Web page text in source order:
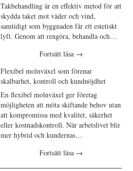
Takbehandling är en effektiv metod för att
skydda taket mot väder och vind,
samtidigt som byggnaden får ett estetiskt
lyft. Genom att rengöra, behandla och…
Fortsätt läsa →
Flexibel molnväxel som förenar
skalbarhet, kontroll och kundnöjdhet
En flexibel molnväxel ger företag
möjligheten att möta skiftande behov utan
att kompromissa med kvalitet, säkerhet
eller kostnadskontroll. När arbetslivet blir
mer hybrid och kundernas…
Fortsätt läsa →